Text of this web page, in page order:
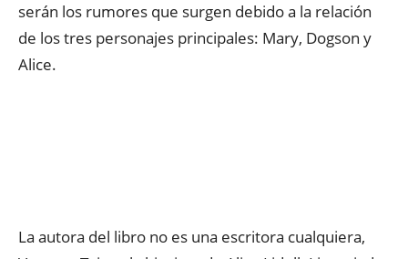
serán los rumores que surgen debido a la relación
de los tres personajes principales: Mary, Dogson y
Alice.
La autora del libro no es una escritora cualquiera,